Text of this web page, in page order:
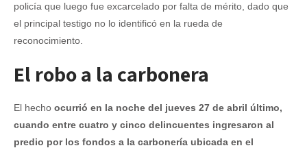
policía que luego fue excarcelado por falta de mérito, dado que
el principal testigo no lo identificó en la rueda de
reconocimiento.
El robo a la carbonera
El hecho ocurrió en la noche del jueves 27 de abril último,
cuando entre cuatro y cinco delincuentes ingresaron al
predio por los fondos a la carbonería ubicada en el